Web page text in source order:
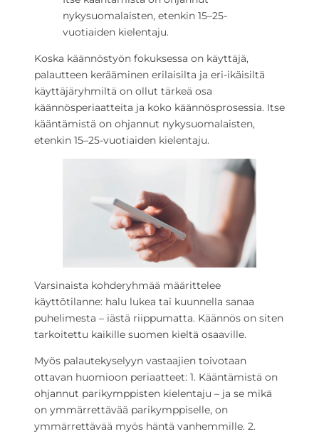
nykysuomalaisten, etenkin 15–25-
vuotiaiden kielentaju.
Koska käännöstyön fokuksessa on käyttäjä,
palautteen kerääminen erilaisilta ja eri-ikäisiltä
käyttäjäryhmiltä on ollut tärkeä osa
käännösperiaatteita ja koko käännösprosessia. Itse
kääntämistä on ohjannut nykysuomalaisten,
etenkin 15–25-vuotiaiden kielentaju.
Varsinaista kohderyhmää määrittelee
käyttötilanne: halu lukea tai kuunnella sanaa
puhelimesta – iästä riippumatta. Käännös on siten
tarkoitettu kaikille suomen kieltä osaaville.
Myös palautekyselyyn vastaajien toivotaan
ottavan huomioon periaatteet: 1. Kääntämistä on
ohjannut parikymppisten kielentaju – ja se mikä
on ymmärrettävää parikymppiselle, on
ymmärrettävää myös häntä vanhemmille. 2.